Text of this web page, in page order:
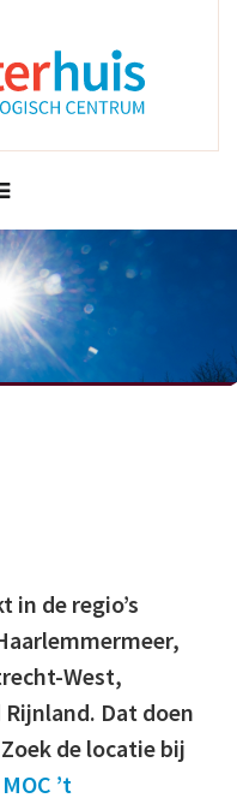
in de regio’s
West,
Dat doen
de locatie bij
’t